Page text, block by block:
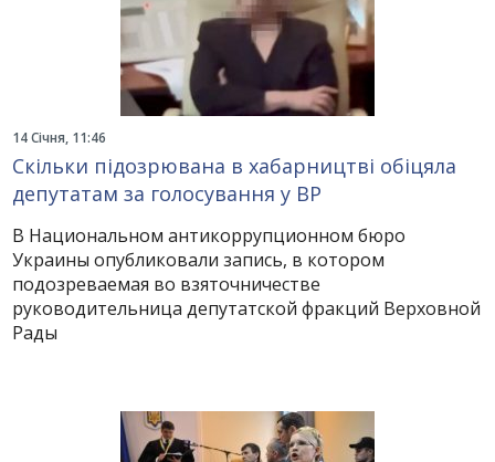
14 Січня, 11:46
Скільки підозрювана в хабарництві обіцяла
депутатам за голосування у ВР
В Национальном антикоррупционном бюро
Украины опубликовали запись, в котором
подозреваемая во взяточничестве
руководительница депутатской фракций Верховной
Рады